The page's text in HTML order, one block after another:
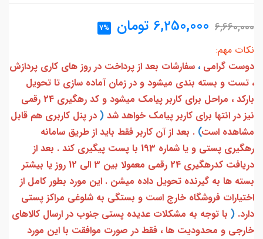
6,660,000
6,250,000 تومان 7%
نکات مهم:
دوست گرامی ، سفارشات بعد از پرداخت در روز های کاری پردازش
، تست و بسته بندی میشود و در زمان آماده سازی تا تحویل
بارکد ، مراحل برای کاربر پیامک میشود و کد رهگیری 24 رقمی
نیز در انتها برای کاربر پیامک خواهد شد ( در پنل کاربری هم قابل
مشاهده است) . بعد از آن کاربر فقط باید از طریق سامانه
رهگیری پستی و یا شماره 193 با پست پیگیری کند . بعد از
دریافت کدرهگیری 24 رقمی معمولا بین 3 الی 12 روز یا بیشتر
بسته ها به گیرنده تحویل داده میشن . این مورد بطور کامل از
اختیارات فروشگاه خارج است و بستگی به شلوغی مراکز پستی
دارد. ( با توجه به مشکلات عدیده پستی جنوب در ارسال کالاهای
خارجی و محدودیت ها ، فقط در صورت موافقت با این مورد